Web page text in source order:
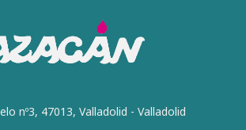
nº3, 47013, Valladolid - Valladolid